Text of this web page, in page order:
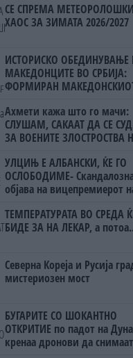
СЕ СПРЕМА МЕТЕОРОЛОШКИ
ХАОС ЗА ЗИМАТА 2026/2027
ИСТОРИСКО ОБЕДИНУВАЊЕ
МАКЕДОНЦИТЕ ВО СРБИЈА:
ФОРМИРАН
Ахмети кажа што го мачи:
СЛУШАМ, САКААТ ДА СЕ
ЗА ВОЕНИТЕ ЗЛОСТРОСТВА
УЛЦИЊ Е АЛБАНСКИ, ЌЕ ГО
ОСЛОБОДИМЕ-
објава на вицепремиерот
ТЕМПЕРАТУРАТА ВО СРЕДА
БИДЕ ЗА НА ЛЕКАР, а
Северна Кореја и Русија
мистериозен мост
БУГАРИТЕ СО ШОКАНТНО
ОТКРИТИЕ по падот на
кренаа дронови да снимаат